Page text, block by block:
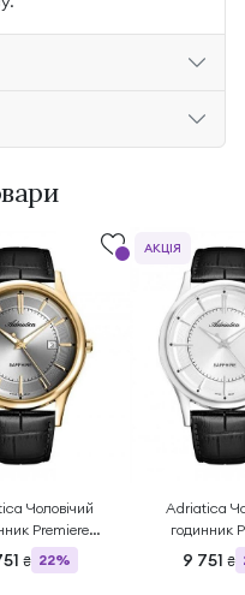
Чоловічий
Premiere
₴ 22%
Adriatica
годинник
9 751 ₴
АКЦІЯ